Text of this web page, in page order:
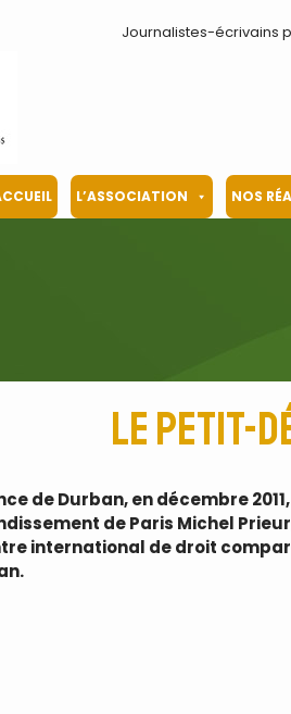
Journalistes-écrivains
L’ASSOCIATION NOS
Le petit-
de Durban, en décembre
de Paris Michel
international de droit